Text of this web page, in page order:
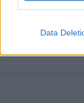
Data